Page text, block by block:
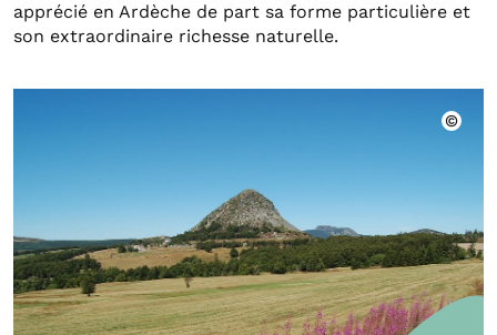
apprécié en Ardèche de part sa forme particulière et
son extraordinaire richesse naturelle.